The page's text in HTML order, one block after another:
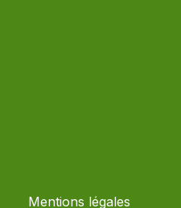
Mentions légales